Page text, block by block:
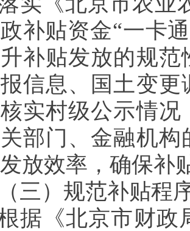
补贴资金“一卡
补贴发放的规
信息、国土变更
核实村级公示情况
部门、金融机
放效率 ， 确保补
（三）规范补贴程
据 《北京市财政